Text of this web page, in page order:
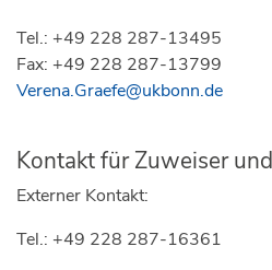
Tel.: +49 228 287-13495
Fax: +49 228 287-13799
Verena.Graefe@ukbonn.de
Kontakt für Zuweiser
Externer Kontakt:
Tel.: +49 228 287-16361